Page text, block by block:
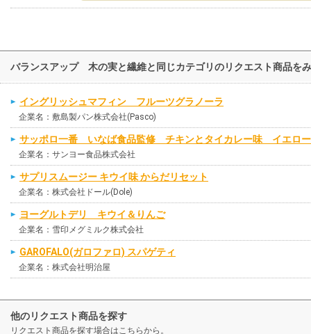
バランスアップ 木の実と繊維と同じカテゴリのリクエスト商品を
イングリッシュマフィン フルーツグラノーラ
企業名：敷島製パン株式会社(Pasco)
サッポロ一番 いなば食品監修 チキンとタイカレー味 イエロー
企業名：サンヨー食品株式会社
サプリスムージー キウイ味 からだリセット
企業名：株式会社ドール(Dole)
ヨーグルトデリ キウイ＆りんご
企業名：雪印メグミルク株式会社
GAROFALO(ガロファロ) スパゲティ
企業名：株式会社明治屋
他のリクエスト商品を探す
リクエスト商品を探す場合はこちらから。